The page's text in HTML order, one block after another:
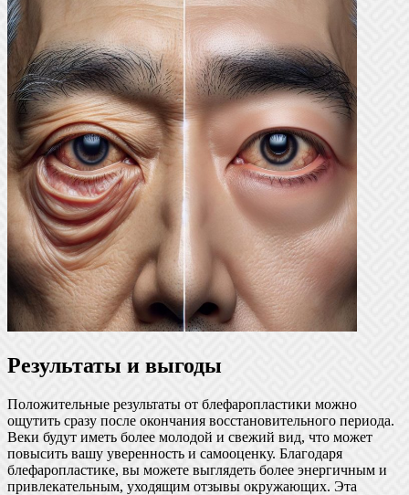
Результаты и выгоды
Положительные результаты от блефаропластики можно
ощутить сразу после окончания восстановительного периода.
Веки будут иметь более молодой и свежий вид, что может
повысить вашу уверенность и самооценку. Благодаря
блефаропластике, вы можете выглядеть более энергичным и
привлекательным, уходящим отзывы окружающих. Эта